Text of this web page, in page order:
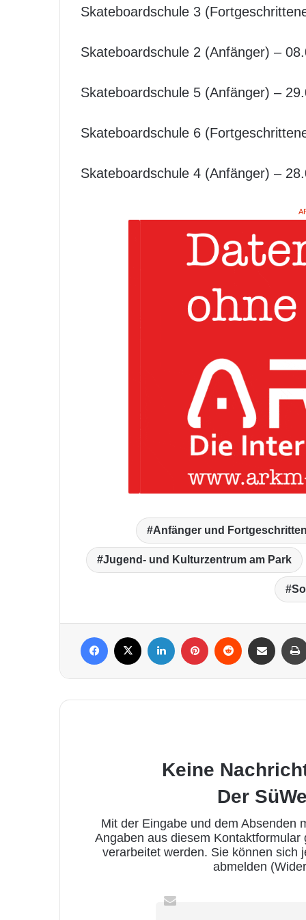
Skateboardschule 3
Skateboardschule 2 (Anfänger) –
Skateboardschule 5 (Anfänger) –
Skateboardschule 6
Skateboardschule 4 (Anfänger) –
Anfänger und
Jugend- und Kulturzentrum am Park
Keine
Der
Mit der Eingabe und dem Absenden
Angaben aus diesem
verarbeitet werden. Sie können sich
abmelden